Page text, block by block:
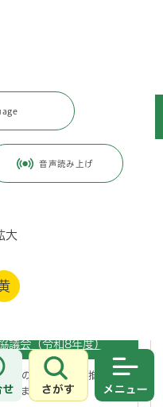
音声読み上げ
大
問合せ
さがす
合的な推進
会等の開催結果
ページ番号：J002884
を掲載しています。
議会（令和8年度）
画のまちづくりの推進に関
います。